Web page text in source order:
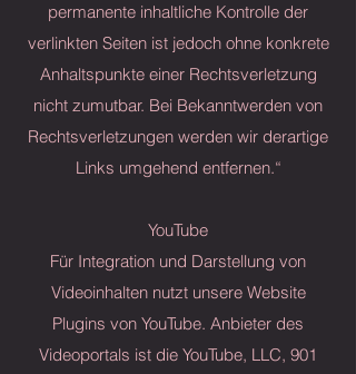
permanente inhaltliche Kontrolle der
verlinkten Seiten ist jedoch ohne konkrete
Anhaltspunkte einer Rechtsverletzung
nicht zumutbar. Bei Bekanntwerden von
Rechtsverletzungen werden wir derartige
Links umgehend entfernen.“
YouTube
Für Integration und Darstellung von
Videoinhalten nutzt unsere Website
Plugins von YouTube. Anbieter des
Videoportals ist die YouTube, LLC, 901